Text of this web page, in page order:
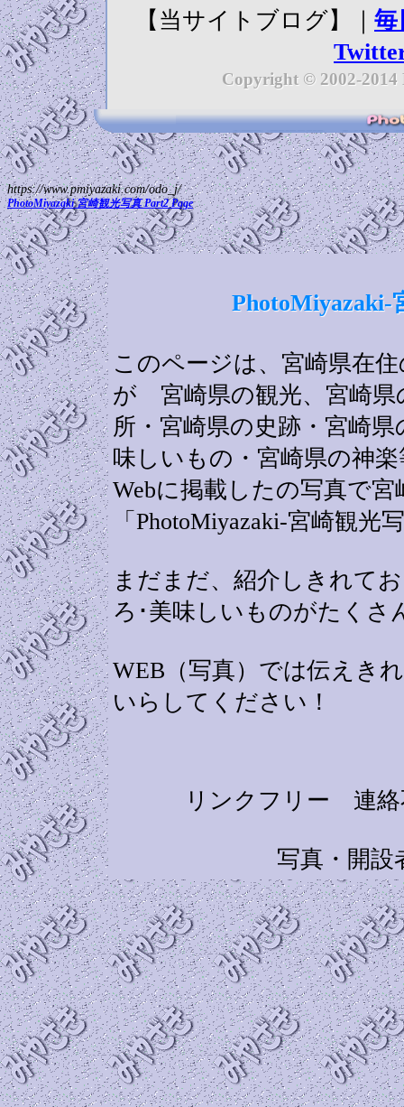
【当サイトブログ】｜ 毎
Copyright © 2002-
https://www.pmiyazaki.com/odo_j/
PhotoMiyazaki 宮崎観光写真 Part2 Page
PhotoMiyazaki-
このページは、宮崎県在
が 宮崎県の観光、宮崎県
所・宮崎県の史跡・宮崎
味しいもの・宮崎県の神
Webに掲載したの写真で
「PhotoMiyazaki-宮崎観
まだまだ、紹介しきれて
ろ･美味しいものがたくさ
WEB（写真）では伝えき
いらしてください！
リンクフリー 連絡
写真・開